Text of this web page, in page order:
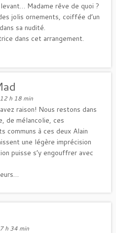
Madame rêve de quoi ?
jolis ornements, coiffée d’un
sa nudité.
dans cet arrangement.
h 18 min
raison! Nous restons dans
de mélancolie, ces
communs à ces deux Alain
une légère imprécision
puisse s’y engouffrer avec
h 34 min